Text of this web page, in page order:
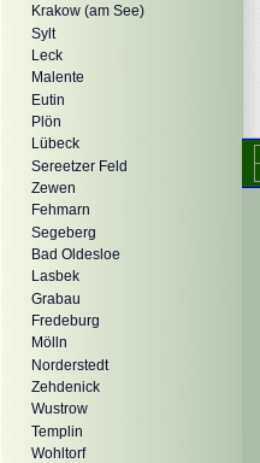
Krakow (am See)
Sylt
Leck
Malente
Eutin
Plön
Lübeck
Sereetzer Feld
Zewen
Fehmarn
Segeberg
Bad Oldesloe
Lasbek
Grabau
Fredeburg
Mölln
Norderstedt
Zehdenick
Wustrow
Templin
Wohltorf